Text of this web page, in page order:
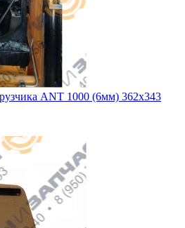
ANT 1000 (6мм) 362х343